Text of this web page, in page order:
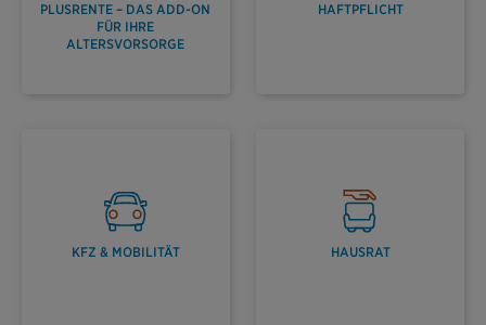
PLUSRENTE – DAS ADD-ON
FÜR IHRE
ALTERSVORSORGE
HAFTPFLICHT
KFZ & MOBILITÄT HAUSRAT